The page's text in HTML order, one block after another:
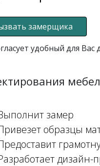
замерщика
удобный для Вас
замер
образцы
дизайн-